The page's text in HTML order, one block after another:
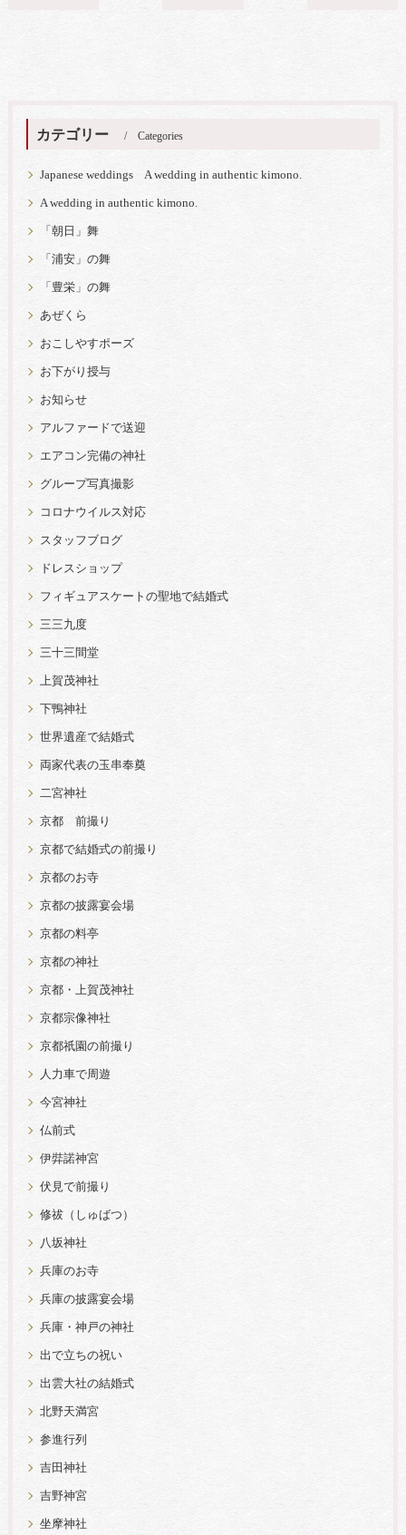
カテゴリー Categories
Japanese weddings A wedding in authentic kimono.
A wedding in authentic kimono.
「朝日」舞
「浦安」の舞
「豊栄」の舞
あぜくら
おこしやすポーズ
お下がり授与
お知らせ
アルファードで送迎
エアコン完備の神社
グループ写真撮影
コロナウイルス対応
スタッフブログ
ドレスショップ
フィギュアスケートの聖地で結婚式
三三九度
三十三間堂
上賀茂神社
下鴨神社
世界遺産で結婚式
両家代表の玉串奉奠
二宮神社
京都 前撮り
京都で結婚式の前撮り
京都のお寺
京都の披露宴会場
京都の料亭
京都の神社
京都・上賀茂神社
京都宗像神社
京都祇園の前撮り
人力車で周遊
今宮神社
仏前式
伊弉諾神宮
伏見で前撮り
修祓（しゅばつ）
八坂神社
兵庫のお寺
兵庫の披露宴会場
兵庫・神戸の神社
出で立ちの祝い
出雲大社の結婚式
北野天満宮
参進行列
吉田神社
吉野神宮
坐摩神社